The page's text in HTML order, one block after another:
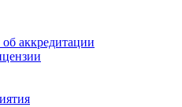
аккредитации